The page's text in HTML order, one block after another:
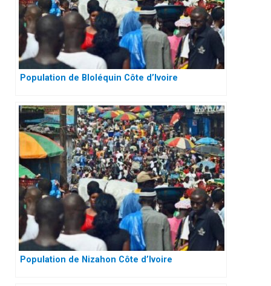
Population de Bloléquin Côte d’Ivoire
Population de Nizahon Côte d’Ivoire